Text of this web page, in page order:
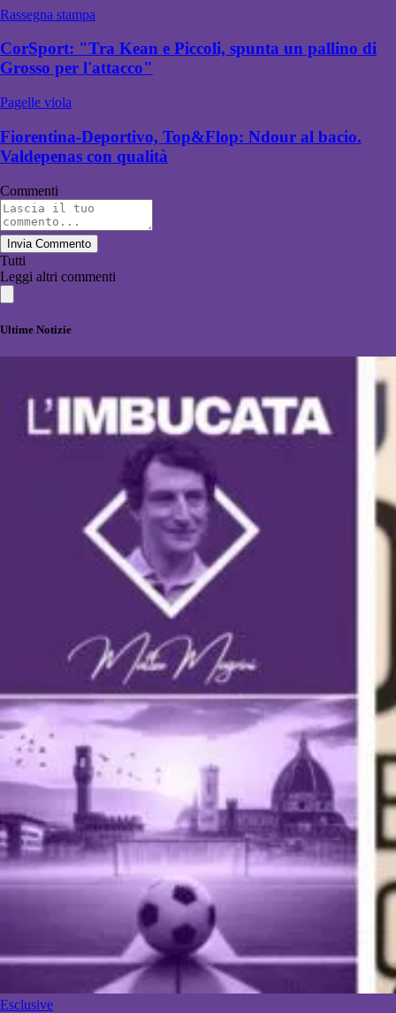
Rassegna stampa
CorSport: "Tra Kean e Piccoli, spunta un pallino di
Grosso per l'attacco"
Pagelle viola
Fiorentina-Deportivo, Top&Flop: Ndour al bacio.
Valdepenas con qualità
Commenti
Invia Commento
Tutti
Leggi altri commenti
Ultime Notizie
Esclusive